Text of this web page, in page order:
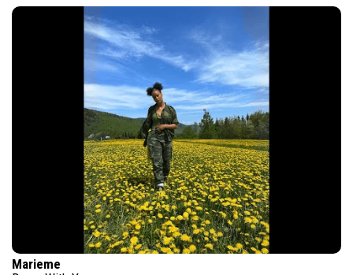
Marieme